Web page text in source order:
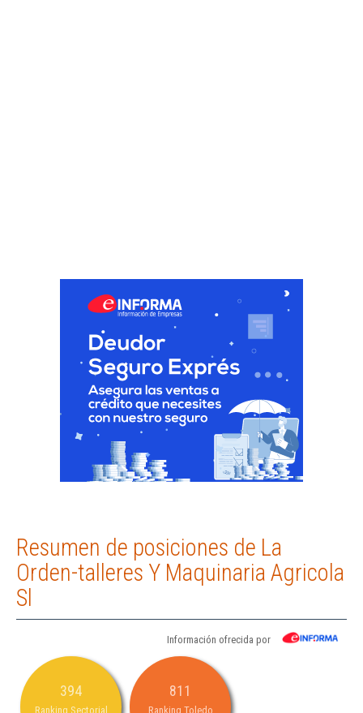
Resumen de posiciones de La
Orden-talleres Y Maquinaria Agricola
Sl
Información ofrecida por
394
Ranking Sectorial
811
Ranking Toledo